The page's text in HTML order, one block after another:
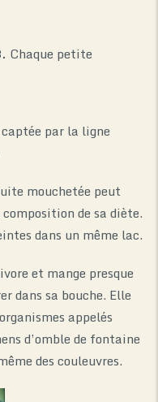
Chaque petite
par la ligne
mouchetée peut
de sa diète.
dans un même lac.
et mange presque
dans sa bouche. Elle
appelés
d’omble de fontaine
des couleuvres.